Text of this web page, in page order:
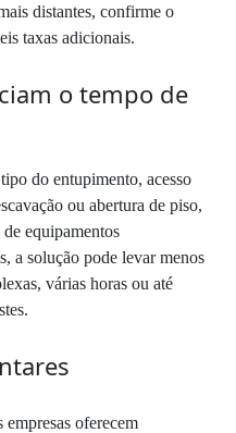
distantes, confirme o
taxas adicionais.
o tempo de
do entupimento, acesso
ou abertura de piso,
equipamentos
a solução pode levar menos
várias horas ou até
oferecem